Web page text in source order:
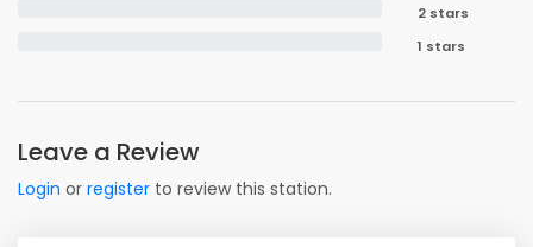
2 stars
1 stars
Leave a Review
Login or register to review this station.